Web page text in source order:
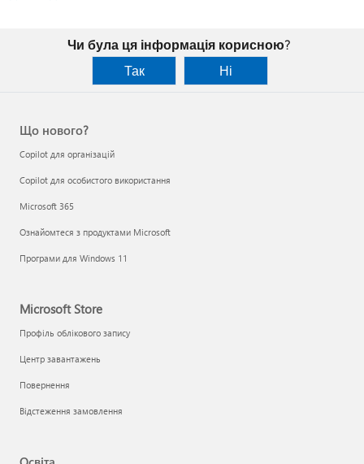
Чи була ця інформація корисною?
Так
Ні
Що нового?
Copilot для організацій
Copilot для особистого використання
Microsoft 365
Ознайомтеся з продуктами Microsoft
Програми для Windows 11
Microsoft Store
Профіль облікового запису
Центр завантажень
Повернення
Відстеження замовлення